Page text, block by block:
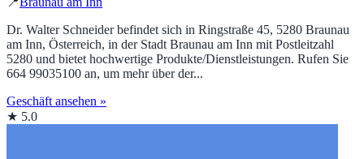
Dr. Walter Schneider befindet sich in Ringstraße 45, 5280 Braunau
am Inn, Österreich, in der Stadt Braunau am Inn mit Postleitzahl
5280 und bietet hochwertige Produkte/Dienstleistungen. Rufen Sie
664 99035100 an, um mehr über der...
Geschäft ansehen »
★ 5.0